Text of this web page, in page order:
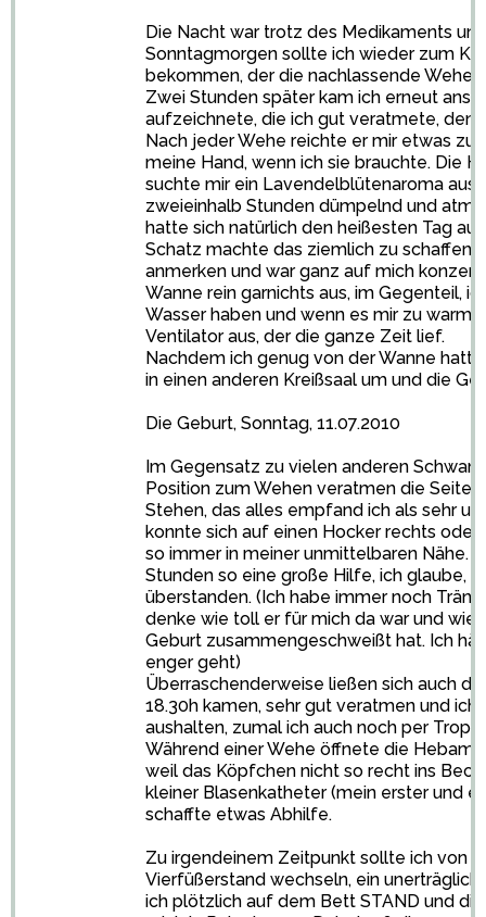
Die Nacht war trotz des Medikaments
Sonntagmorgen sollte ich wieder zum
bekommen, der die nachlassende
Zwei Stunden später kam ich erneut ans
aufzeichnete, die ich gut veratmete, den
Nach jeder Wehe reichte er mir etwas zu
meine Hand, wenn ich sie brauchte. Die
suchte mir ein Lavendelblütenaroma aus
zweieinhalb Stunden dümpelnd und
hatte sich natürlich den heißesten Tag
Schatz machte das ziemlich zu schaffen,
anmerken und war ganz auf mich
Wanne rein garnichts aus, im Gegenteil,
Wasser haben und wenn es mir zu warm
Ventilator aus, der die ganze Zeit lief.
Nachdem ich genug von der Wanne
in einen anderen Kreißsaal um und die
Die Geburt, Sonntag, 11.07.2010
Im Gegensatz zu vielen anderen
Position zum Wehen veratmen die
Stehen, das alles empfand ich als sehr
konnte sich auf einen Hocker rechts oder
so immer in meiner unmittelbaren Nähe.
Stunden so eine große Hilfe, ich glaube,
überstanden. (Ich habe immer noch
denke wie toll er für mich da war und wie
Geburt zusammengeschweißt hat. Ich
enger geht)
Überraschenderweise ließen sich auch
18.30h kamen, sehr gut veratmen und
aushalten, zumal ich auch noch per
Während einer Wehe öffnete die
weil das Köpfchen nicht so recht ins
kleiner Blasenkatheter (mein erster und
schaffte etwas Abhilfe.
Zu irgendeinem Zeitpunkt sollte ich von
Vierfüßerstand wechseln, ein
ich plötzlich auf dem Bett STAND und